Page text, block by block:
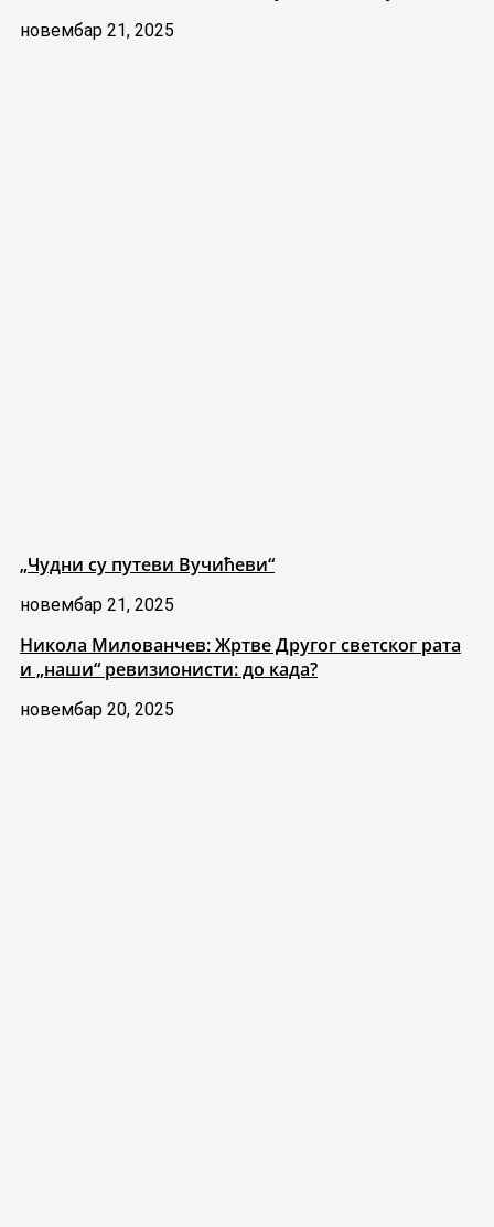
новембар 21, 2025
„Чудни су путеви Вучићеви“
новембар 21, 2025
Никола Милованчев: Жртве Другог светског рата
и „наши“ ревизионисти: до када?
новембар 20, 2025